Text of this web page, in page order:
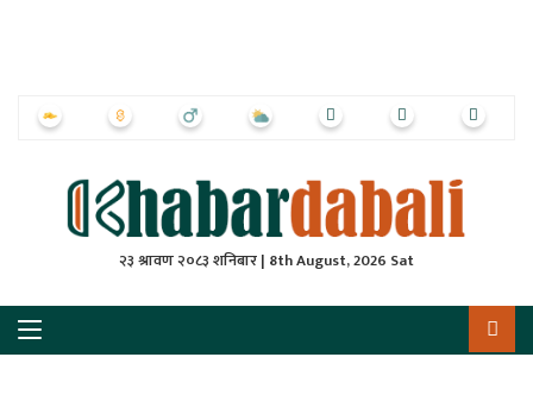
२३ श्रावण २०८३ शनिबार | 8th August, 2026 Sat